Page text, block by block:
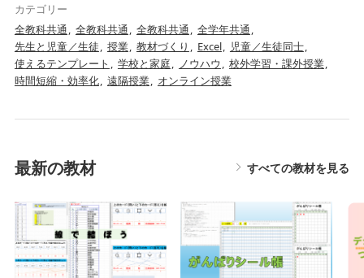
カテゴリー
全教科共通
全教科共通 全教科共通
全学年共通
先生と児童／生徒
授業 教材づくり Excel
児童／生徒同士
使えるテンプレート
学校と家庭 ノウハウ
校外学習・課外授業
時間短縮・効率化 遠隔授業 オンライン授業
最新の教材 すべての教材を見る